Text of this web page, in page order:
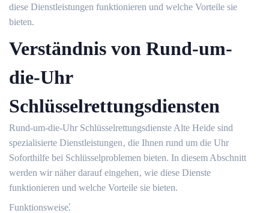
diese Dienstleistungen funktionieren und welche Vorteile sie
bieten.​
Verständnis von Rund-um-
die-Uhr
Schlüsselrettungsdiensten
Rund-um-die-Uhr Schlüsselrettungsdienste Alte Heide sind
spezialisierte Dienstleistungen‚ die Ihnen rund um die Uhr
Soforthilfe bei Schlüsselproblemen bieten.​ In diesem Abschnitt
werden wir näher darauf eingehen‚ wie diese Dienste
funktionieren und welche Vorteile sie bieten.​
Funktionsweise⁚